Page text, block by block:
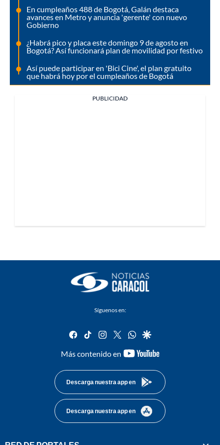
En cumpleaños 488 de Bogotá, Galán destaca
avances en Metro y anuncia 'gerente' con nuevo
Gobierno
¿Habrá pico y placa este domingo 9 de agosto en
Bogotá? Así funcionará plan de movilidad por festivo
Así puede participar en 'Bici Cine', el plan gratuito
que habrá hoy por el cumpleaños de Bogotá
PUBLICIDAD
Síguenos en:
facebook
tiktok instagram
twitterwhatsapp
google
Más contenido en
youtube-
Descarga nuestra app en
Descarga nuestra app en